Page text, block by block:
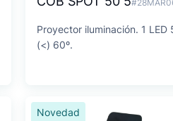
Proyector iluminación. 1 LED
(<) 60º.
Novedad